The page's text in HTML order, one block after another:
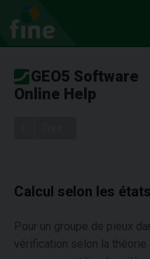
GEO5 Software
Online Help
Calcul selon les
Pour un groupe de pieux
vérification selon la théorie